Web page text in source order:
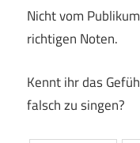
Nicht vom
richtigen Noten.
Kennt ihr das
falsch zu singen?